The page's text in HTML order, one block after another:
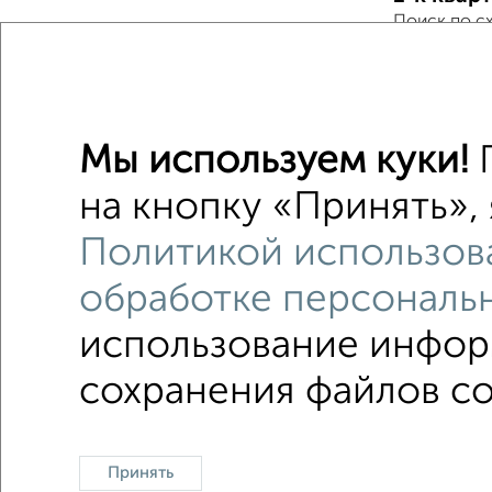
Поиск по
Можно с
в
Цена до
Однокомнатные Двухкомнатные
Контакты
Мы используем куки!
на кнопку
Политикой
обработке
использование
сохранения файлов
Принять